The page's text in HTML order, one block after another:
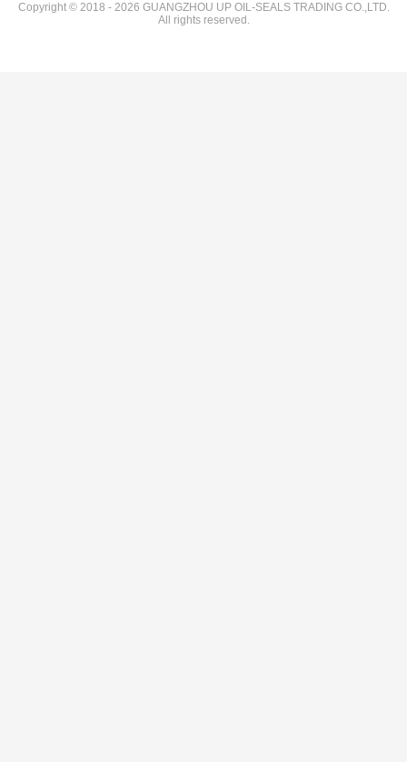
Copyright © 2018 - 2026 GUANGZHOU UP OIL-SEALS TRADING CO.,LTD.
All rights reserved.